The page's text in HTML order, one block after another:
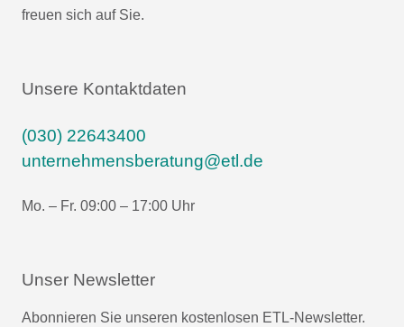
freuen sich auf Sie.
Unsere Kontaktdaten
(030) 22643400
unternehmensberatung@etl.de
Mo. – Fr. 09:00 – 17:00 Uhr
Unser Newsletter
Abonnieren Sie unseren kostenlosen ETL-Newsletter.